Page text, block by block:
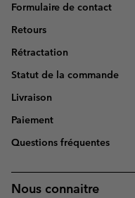
Formulaire de contact
Retours
Rétractation
Statut de la commande
Livraison
Paiement
Questions fréquentes
Nous connaitre